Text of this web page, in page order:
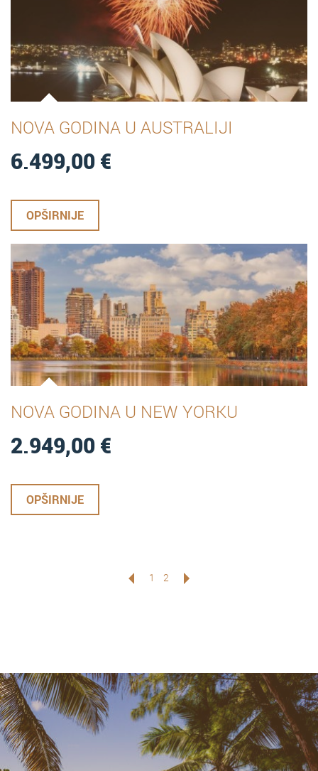
NOVA GODINA U AUSTRALIJI
6.499,00€
OPŠIRNIJE
NOVA GODINA U NEW YORKU
2.949,00€
OPŠIRNIJE
1 2